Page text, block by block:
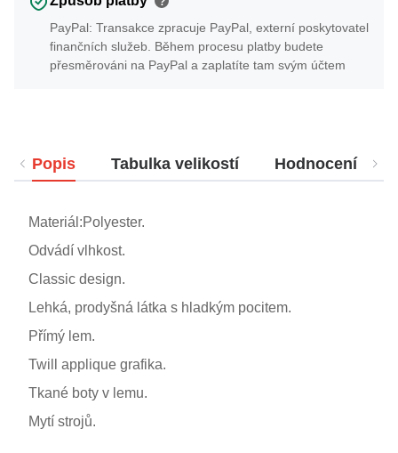
PayPal: Transakce zpracuje PayPal, externí poskytovatel
finančních služeb. Během procesu platby budete
přesměrováni na PayPal a zaplatíte tam svým účtem
Popis Tabulka velikostí Hodnocení
Materiál:Polyester.
Odvádí vlhkost.
Classic design.
Lehká, prodyšná látka s hladkým pocitem.
Přímý lem.
Twill applique grafika.
Tkané boty v lemu.
Mytí strojů.